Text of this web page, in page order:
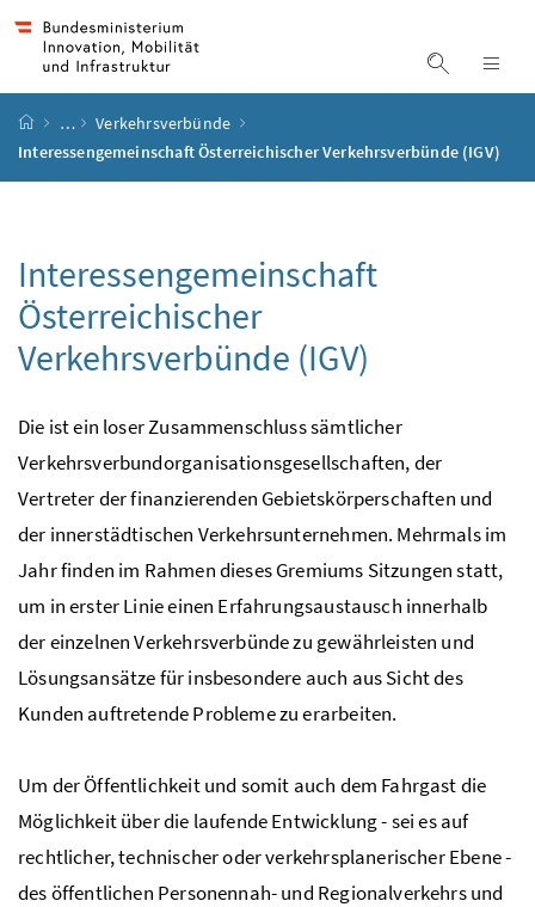
Suche
Startseite
…
Verkehrsverbünde
Interessengemeinschaft Österreichischer Verkehrsverbünde (IGV)
Interessengemeinschaft
Österreichischer
Verkehrsverbünde (IGV)
Die ist ein loser Zusammenschluss sämtlicher
Verkehrsverbundorganisationsgesellschaften, der
Vertreter der finanzierenden Gebietskörperschaften und
der innerstädtischen Verkehrsunternehmen. Mehrmals im
Jahr finden im Rahmen dieses Gremiums Sitzungen statt,
um in erster Linie einen Erfahrungsaustausch innerhalb
der einzelnen Verkehrsverbünde zu gewährleisten und
Lösungsansätze für insbesondere auch aus Sicht des
Kunden auftretende Probleme zu erarbeiten.
Um der Öffentlichkeit und somit auch dem Fahrgast die
Möglichkeit über die laufende Entwicklung - sei es auf
rechtlicher, technischer oder verkehrsplanerischer Ebene -
des öffentlichen Personennah- und Regionalverkehrs und